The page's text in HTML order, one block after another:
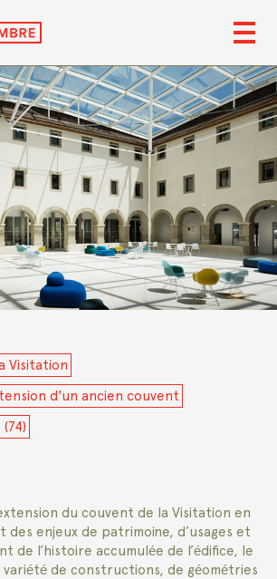
Visitation
d'un ancien couvent
du couvent de la Visitation en
enjeux de patrimoine, d’usages et
de l’histoire accumulée de l’édifice, le
de constructions, de géométries